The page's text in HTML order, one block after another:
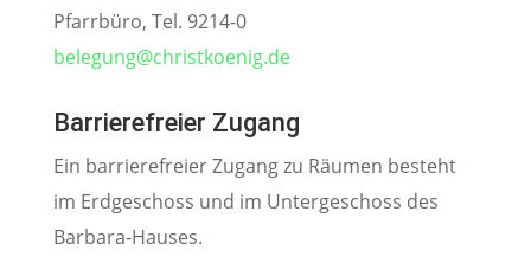
Pfarrbüro, Tel. 9214-0
belegung@christkoenig.de
Barrierefreier Zugang
Ein barrierefreier Zugang zu Räumen besteht
im Erdgeschoss und im Untergeschoss des
Barbara-Hauses.